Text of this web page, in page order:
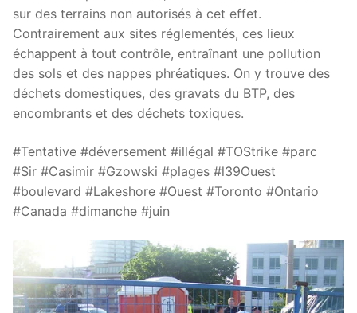
sur des terrains non autorisés à cet effet.
Contrairement aux sites réglementés, ces lieux
échappent à tout contrôle, entraînant une pollution
des sols et des nappes phréatiques. On y trouve des
déchets domestiques, des gravats du BTP, des
encombrants et des déchets toxiques.
#Tentative #déversement #illégal #TOStrike #parc
#Sir #Casimir #Gzowski #plages #l39Ouest
#boulevard #Lakeshore #Ouest #Toronto #Ontario
#Canada #dimanche #juin